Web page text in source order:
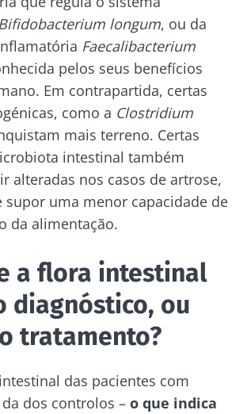
Bifidobacterium longum, ou da
Faecalibacterium
pelos seus benefícios
Em contrapartida, certas
como a Clostridium
mais terreno. Certas
intestinal também
alteradas nos casos de artrose,
supor uma menor capacidade de
da alimentação.
a flora intestinal
diagnóstico, ou
tratamento?
das pacientes com
dos controlos – o que indica